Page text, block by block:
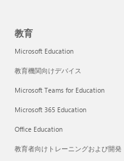
教育
Microsoft Education
教育機関向けデバイス
Microsoft Teams for Education
Microsoft 365 Education
Office Education
教育者向けトレーニングおよび開発